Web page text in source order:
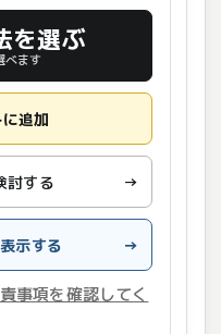
を選ぶ
べます
追加
討する →
示する →
事項を確認してく